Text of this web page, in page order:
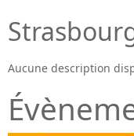
Aucune description